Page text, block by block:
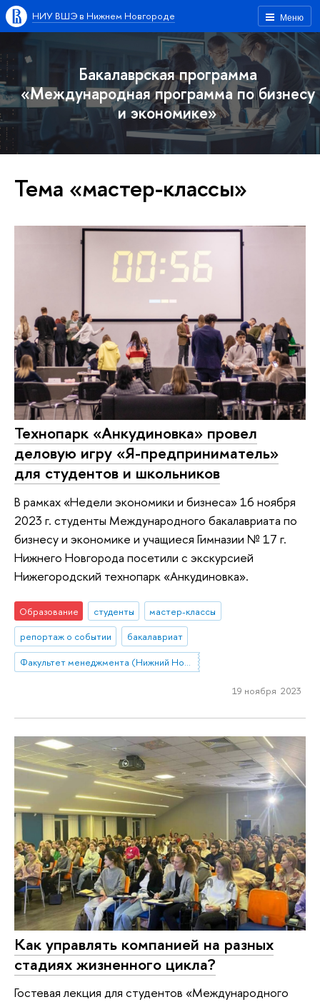
Меню
НИУ ВШЭ в Нижнем Новгороде
Бакалаврская программа
«Международная программа по бизнесу
и экономике»
Тема «мастер-классы»
Технопарк «Анкудиновка» провел
деловую игру «Я-предприниматель»
для студентов и школьников
В рамках «Недели экономики и бизнеса» 16 ноября
2023 г. студенты Международного бакалавриата по
бизнесу и экономике и учащиеся Гимназии № 17 г.
Нижнего Новгорода посетили с экскурсией
Нижегородский технопарк «Анкудиновка».
Образование студенты
мастер-классы
репортаж о событии
бакалавриат
Факультет менеджмента (Нижний Новгород)
19 ноября 2023
Как управлять компанией на разных
стадиях жизненного цикла?
Гостевая лекция для студентов «Международного